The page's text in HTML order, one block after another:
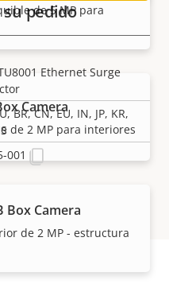
de 5 MP para
Camera
de 2 MP para interiores
Box Camera
de 2 MP - estructura
pedido
Ethernet Surge
BR, CN, EU, IN, JP, KR,
001